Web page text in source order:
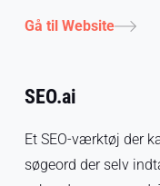
Gå til Website
SEO.ai
Et SEO-værktøj der
søgeord der selv